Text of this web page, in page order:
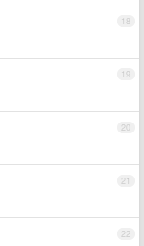
18
19
20
21
22